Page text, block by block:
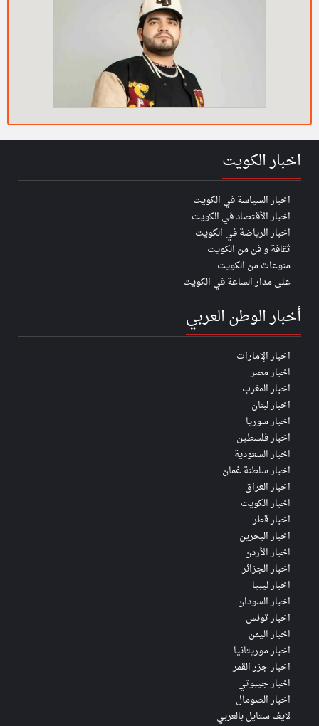
اخبار الكويت
اخبار السياسة في الكويت
اخبار الأقتصاد في الكويت
اخبار الرياضة في الكويت
ثقافة و فن من الكويت
منوعات من الكويت
على مدار الساعة في الكويت
أخبار الوطن العربي
اخبار الإمارات
اخبار مصر
اخبار المغرب
اخبار لبنان
اخبار سوريا
اخبار فلسطين
اخبار السعودية
اخبار سلطنة عُمان
اخبار العراق
اخبار الكويت
اخبار قطر
اخبار البحرين
اخبار الأردن
اخبار الجزائر
اخبار ليبيا
اخبار السودان
اخبار تونس
اخبار اليمن
اخبار موريتانيا
اخبار جزر القمر
اخبار جيبوتي
اخبار الصومال
لايف ستايل بالعربي